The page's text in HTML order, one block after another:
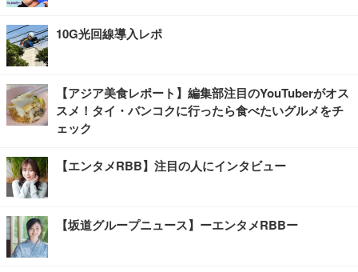
10G光回線導入レポ
【アジア美食レポート】編集部注目のYouTuberがオス
スメ！タイ・バンコクに行ったら食べたいグルメをチ
ェック
【エンタメRBB】注目の人にインタビュー
【坂道グループニュース】ーエンタメRBBー